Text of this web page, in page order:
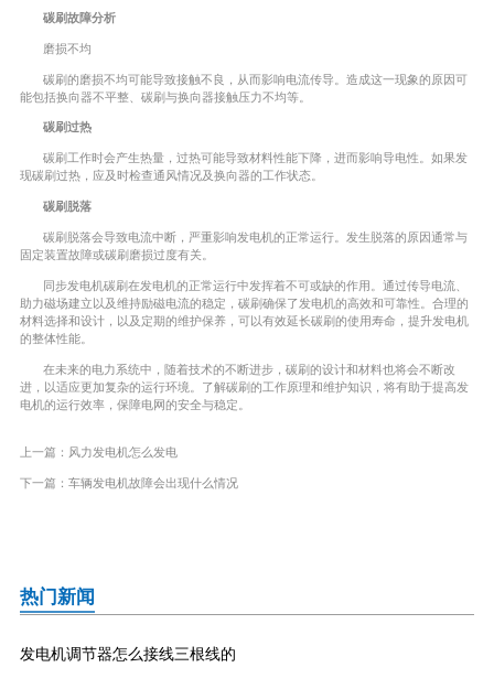
碳刷故障分析
磨损不均
碳刷的磨损不均可能导致接触不良，从而影响电流传导。造成这一现象的原因可
能包括换向器不平整、碳刷与换向器接触压力不均等。
碳刷过热
碳刷工作时会产生热量，过热可能导致材料性能下降，进而影响导电性。如果发
现碳刷过热，应及时检查通风情况及换向器的工作状态。
碳刷脱落
碳刷脱落会导致电流中断，严重影响发电机的正常运行。发生脱落的原因通常与
固定装置故障或碳刷磨损过度有关。
同步发电机碳刷在发电机的正常运行中发挥着不可或缺的作用。通过传导电流、
助力磁场建立以及维持励磁电流的稳定，碳刷确保了发电机的高效和可靠性。合理的
材料选择和设计，以及定期的维护保养，可以有效延长碳刷的使用寿命，提升发电机
的整体性能。
在未来的电力系统中，随着技术的不断进步，碳刷的设计和材料也将会不断改
进，以适应更加复杂的运行环境。了解碳刷的工作原理和维护知识，将有助于提高发
电机的运行效率，保障电网的安全与稳定。
上一篇： 风力发电机怎么发电
下一篇： 车辆发电机故障会出现什么情况
热门新闻
发电机调节器怎么接线三根线的